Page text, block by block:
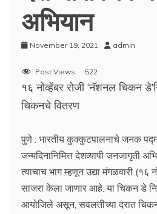
अभियान
November 19, 2021 admin
Post Views: 522
१६ नोव्हेंबर रोजी ‘नॅशनल चिकन
चिकनचे वितरण
पुणे : भारतीय कुक्कुटपालनाचे जनक
जन्मदिनानिमित्त देशव्यापी जनजागृती
त्याचाच भाग म्हणून उद्या मंगळवारी (१६
साजरा केला जाणार आहे. या चिकन डे
आयोजिले असून, सवलतीच्या दरात